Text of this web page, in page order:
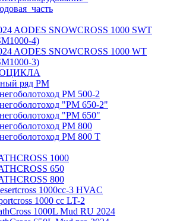
AODES SNOWCROSS 1000 SWT
4)
AODES SNOWCROSS 1000 WT
3)
ряд РМ
РМ 500-2
"РМ 650-2"
"РМ 650"
РМ 800
РМ 800 Т
1000
650
800
1000cc-3 HVAC
1000 cc LT-2
1000L Mud RU 2024